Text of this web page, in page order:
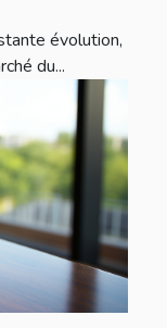
évolution,
du...